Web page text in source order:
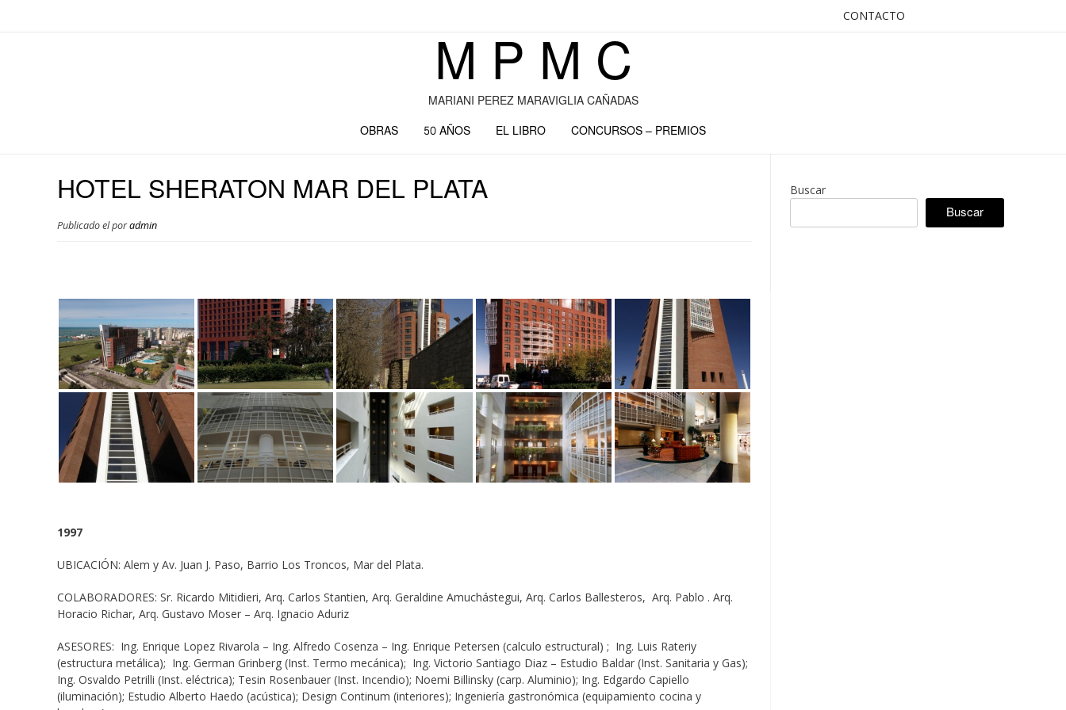
CONTACTO
M P M C
MARIANI PEREZ MARAVIGLIA CAÑADAS
OBRAS
50 AÑOS EL LIBRO CONCURSOS – PREMIOS
HOTEL SHERATON MAR DEL PLATA
Publicado elporadmin
1997
UBICACIÓN: Alem y Av. Juan J. Paso, Barrio Los Troncos, Mar del Plata.
COLABORADORES: Sr. Ricardo Mitidieri, Arq. Carlos Stantien, Arq. Geraldine Amuchástegui, Arq. Carlos Ballesteros, Arq. Pablo . Arq.
Horacio Richar, Arq. Gustavo Moser – Arq. Ignacio Aduriz
ASESORES: Ing. Enrique Lopez Rivarola – Ing. Alfredo Cosenza – Ing. Enrique Petersen (calculo estructural) ; Ing. Luis Rateriy
(estructura metálica); Ing. German Grinberg (Inst. Termo mecánica); Ing. Victorio Santiago Diaz – Estudio Baldar (Inst. Sanitaria y Gas);
Ing. Osvaldo Petrilli (Inst. eléctrica); Tesin Rosenbauer (Inst. Incendio); Noemi Billinsky (carp. Aluminio); Ing. Edgardo Capiello
(iluminación); Estudio Alberto Haedo (acústica); Design Continum (interiores); Ingeniería gastronómica (equipamiento cocina y
Buscar
Buscar